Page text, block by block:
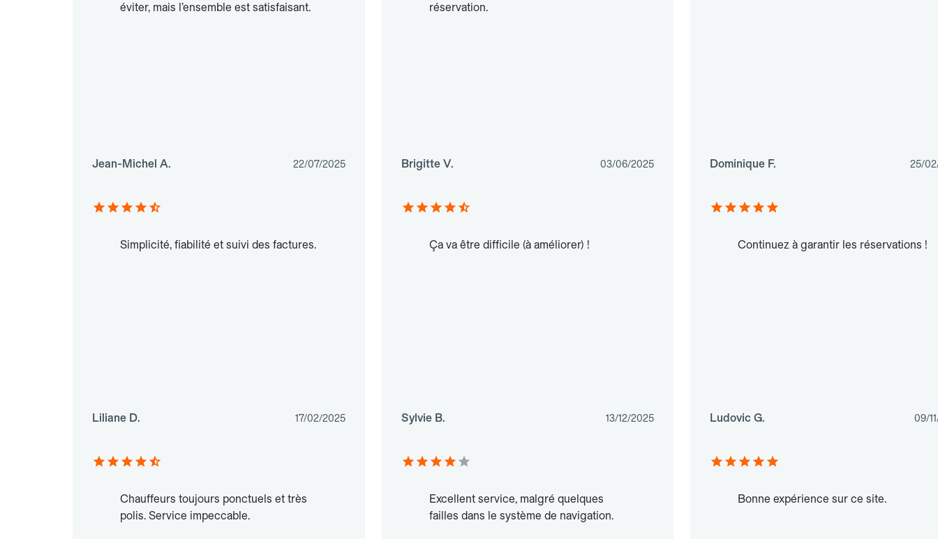
éviter, mais l’ensemble est satisfaisant.
Jean-Michel A. 22/07/2025
réservation.
Brigitte V. 03/06/2025 Dominique F. 25/
Simplicité, fiabilité et suivi des factures.
Liliane D. 17/02/2025
Ça va être difficile (à améliorer) !
Sylvie B. 13/12/2025
Continuez à garantir les réservations !
Ludovic G. 09/
Chauffeurs toujours ponctuels et très
polis. Service impeccable.
Excellent service, malgré quelques
failles dans le système de navigation.
Bonne expérience sur ce site.